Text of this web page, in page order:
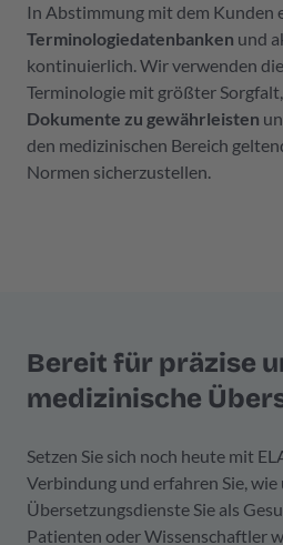
In Abstimmung mit dem Kunden
Terminologiedatenbanken und
kontinuierlich. Wir verwenden
Terminologie mit größter
Dokumente zu gewährleisten
den medizinischen Bereich
Normen sicherzustellen.
Bereit für präzise
medizinische
Setzen Sie sich noch heute mit
Verbindung und erfahren Sie,
Übersetzungsdienste Sie als
Patienten oder Wissenschaftler